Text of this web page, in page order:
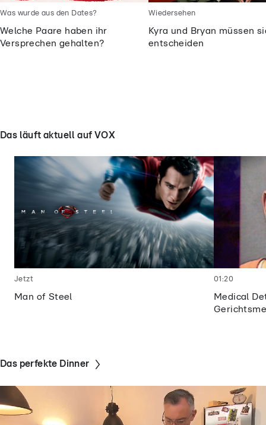
Welche Paare haben ihr
Versprechen gehalten?
Was wurde aus den Dates?
Kyra und Bryan müssen
entscheiden
Wiedersehen
Das läuft aktuell auf VOX
Man of Steel
Jetzt
Medical
01:20
Das perfekte Dinner